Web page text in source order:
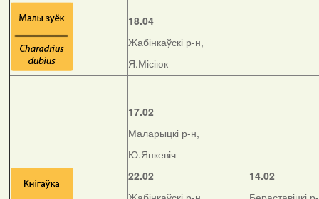
18.04
Жабінкаўскі р-н,
Я.Місіюк
17.02
Маларыцкі р-н,
Ю.Янкевіч
22.02
14.02